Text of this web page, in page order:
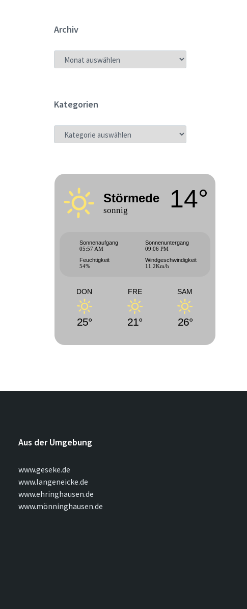
Archiv
ARCHIV
Kategorien
KATEGORIEN
Störmede
sonnig 14°
Sonnenaufgang
05:57 AM
Sonnenuntergang
09:06 PM
Feuchtigkeit
54%
Windgeschwindigkeit
11.2Km/h
DON
25°
FRE
21°
SAM
26°
Aus der Umgebung
www.geseke.de
www.langeneicke.de
www.ehringhausen.de
www.mönninghausen.de